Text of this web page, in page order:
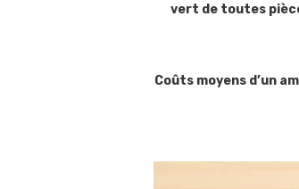
vert de toutes
Coûts moyens d’un